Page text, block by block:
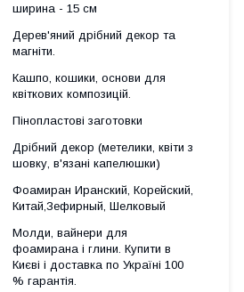
ширина - 15 см
Дерев'яний дрібний декор та
магніти.
Кашпо, кошики, основи для
квіткових композицій.
Пінопластові заготовки
Дрібний декор (метелики, квіти з
шовку, в'язані капелюшки)
Фоамиран Иранский, Корейский,
Китай,Зефирный, Шелковый
Молди, вайнери для
фоамирана і глини. Купити в
Києві і доставка по Україні 100
% гарантія.